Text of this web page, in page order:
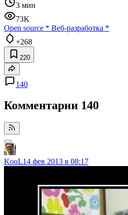
3 мин
73K
Open source * Веб-разработка *
+268
220
140
Комментарии 140
KooL14 фев 2013 в 08:17